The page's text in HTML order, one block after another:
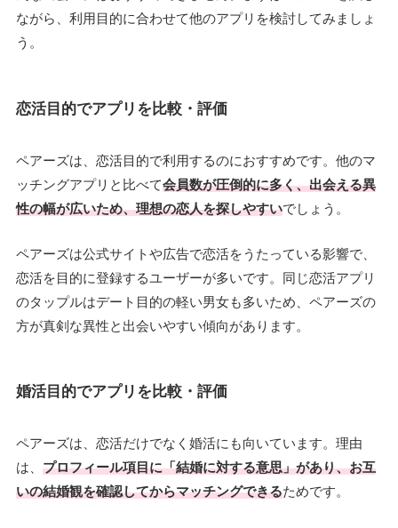
ながら、利用目的に合わせて他のアプリを検討してみましょ
う。
恋活目的でアプリを比較・評価
ペアーズは、恋活目的で利用するのにおすすめです。他のマ
ッチングアプリと比べて会員数が圧倒的に多く、出会える異
性の幅が広いため、理想の恋人を探しやすいでしょう。
ペアーズは公式サイトや広告で恋活をうたっている影響で、
恋活を目的に登録するユーザーが多いです。同じ恋活アプリ
のタップルはデート目的の軽い男女も多いため、ペアーズの
方が真剣な異性と出会いやすい傾向があります。
婚活目的でアプリを比較・評価
ペアーズは、恋活だけでなく婚活にも向いています。理由
は、 プロフィール項目に「結婚に対する意思」があり、お互
いの結婚観を確認してからマッチングできるためです。